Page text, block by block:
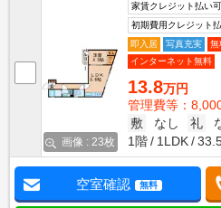
画像 : 23枚
家賃クレジット払い
初期費用クレジット
即入居
写真充実
無
インターネット無料
13.8万円
管理費等：
敷
なし 礼
1階
1LDK
空室確認 無料